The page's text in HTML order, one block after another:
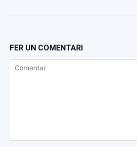
FER UN COMENTARI